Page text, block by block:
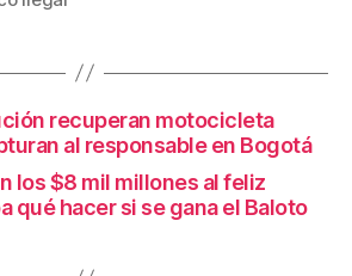
recuperan motocicleta
al responsable en Bogotá
los $8 mil millones al feliz
qué hacer si se gana el Baloto